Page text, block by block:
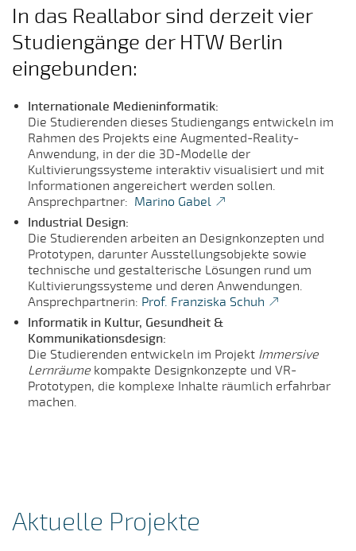
In das Reallabor sind derzeit vier
Studiengänge der HTW Berlin
eingebunden:
Internationale Medieninformatik:
Die Studierenden dieses Studiengangs entwickeln im
Rahmen des Projekts eine Augmented-Reality-
Anwendung, in der die 3D-Modelle der
Kultivierungssysteme interaktiv visualisiert und mit
Informationen angereichert werden sollen.
Ansprechpartner: Marino Gabel
Industrial Design:
Die Studierenden arbeiten an Designkonzepten und
Prototypen, darunter Ausstellungsobjekte sowie
technische und gestalterische Lösungen rund um
Kultivierungssysteme und deren Anwendungen.
Ansprechpartnerin: Prof. Franziska Schuh
Informatik in Kultur, Gesundheit &
Kommunikationsdesign:
Die Studierenden entwickeln im Projekt Immersive
Lernräume kompakte Designkonzepte und VR-
Prototypen, die komplexe Inhalte räumlich erfahrbar
machen.
Aktuelle Projekte